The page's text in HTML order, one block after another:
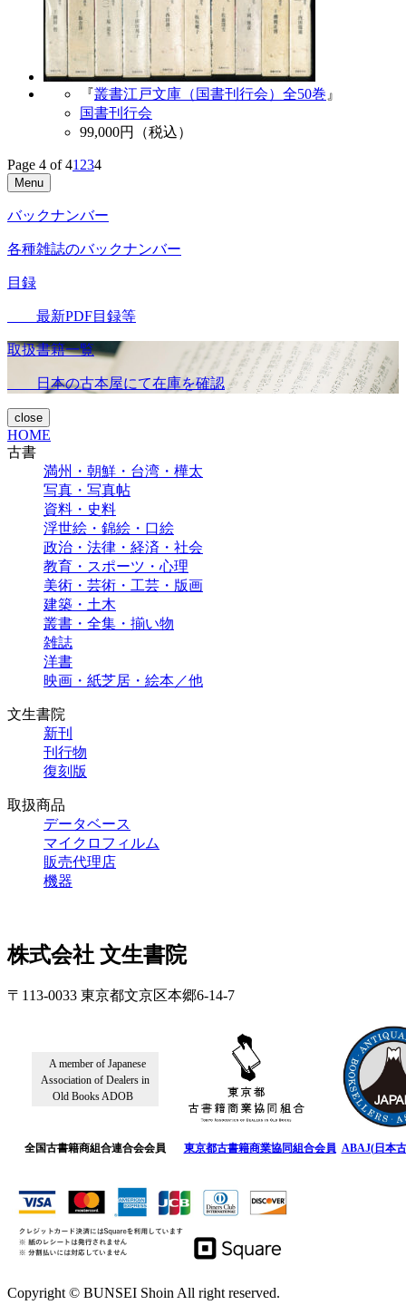
『叢書江戸文庫（国書刊行会）全50巻 』
国書刊行会
99,000円（税込）
Page 4 of 41 234
Menu
バックナンバー
各種雑誌のバックナンバー
目録
最新PDF目録等
取扱書籍一覧
日本の古本屋にて在庫を確認
close
HOME
古書
満州・朝鮮・台湾・樺太
写真・写真帖
資料・史料
浮世絵・錦絵・口絵
政治・法律・経済・社会
教育・スポーツ・心理
美術・芸術・工芸・版画
建築・土木
叢書・全集・揃い物
雑誌
洋書
映画・紙芝居・絵本／他
文生書院
新刊
刊行物
復刻版
取扱商品
データベース
マイクロフィルム
販売代理店
機器
株式会社 文生書院
〒113-0033 東京都文京区本郷6-14-7
A member of Japanese
Association of Dealers in
Old Books ADOB
全国古書籍商組合連合会会員 東京都古書籍商業協同組合会員 ABAJ(日本
Copyright © BUNSEI Shoin All right reserved.